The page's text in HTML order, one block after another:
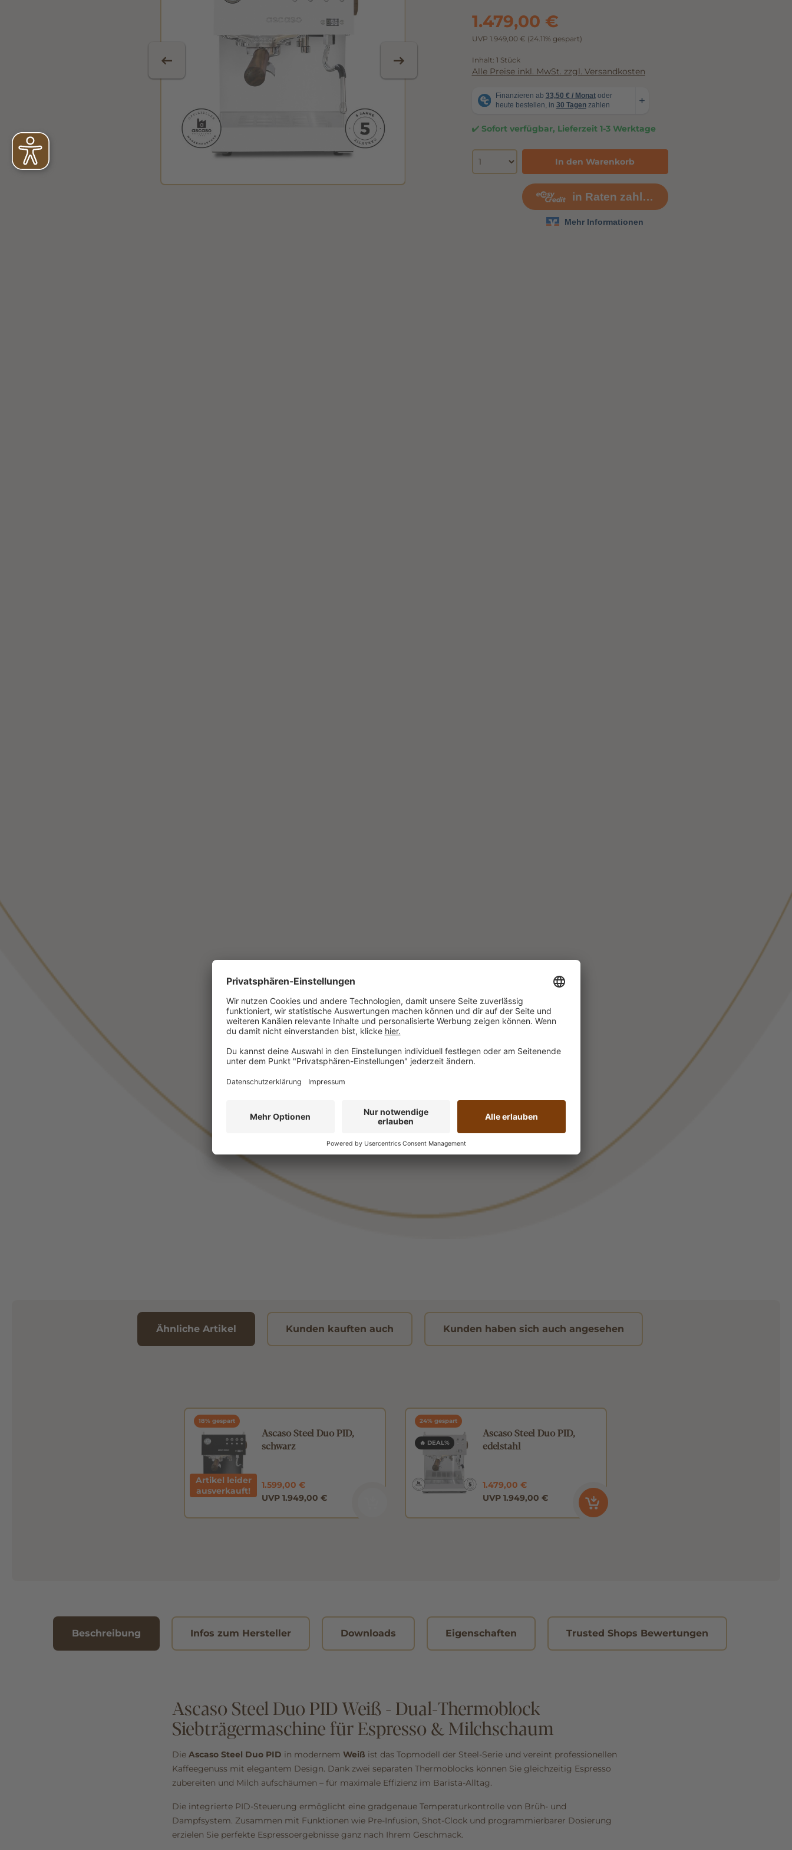
1.479,00 €
UVP 1.949,00 € (24.11% gespart)
Inhalt: 1 Stück
Alle Preise inkl. MwSt. zzgl. Versandkosten
Sofort verfügbar, Lieferzeit 1-3 Werktage
In den Warenkorb
Ähnliche Artikel Kunden kauften auch Kunden haben sich auch angesehen
18% gespart
Artikel leider
ausverkauft!
Ascaso Steel Duo PID,
schwarz
1.599,00 €
UVP 1.949,00 €
24% gespart
🔥 DEAL%
Ascaso Steel Duo PID,
edelstahl
1.479,00 €
UVP 1.949,00 €
Beschreibung Infos zum Hersteller Downloads Eigenschaften Trusted Shops Bewertungen
Ascaso Steel Duo PID Weiß - Dual-Thermoblock
Siebträgermaschine für Espresso & Milchschaum
Die Ascaso Steel Duo PID in modernem Weiß ist das Topmodell der Steel-Serie und vereint professionellen
Kaffeegenuss mit elegantem Design. Dank zwei separaten Thermoblocks können Sie gleichzeitig Espresso
zubereiten und Milch aufschäumen – für maximale Effizienz im Barista-Alltag.
Die integrierte PID-Steuerung ermöglicht eine gradgenaue Temperaturkontrolle von Brüh- und
Dampfsystem. Zusammen mit Funktionen wie Pre-Infusion, Shot-Clock und programmierbarer Dosierung
erzielen Sie perfekte Espressoergebnisse ganz nach Ihrem Geschmack.